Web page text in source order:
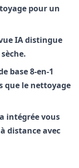
pour un
IA distingue
base 8-en-1
que le nettoyage
intégrée vous
distance avec